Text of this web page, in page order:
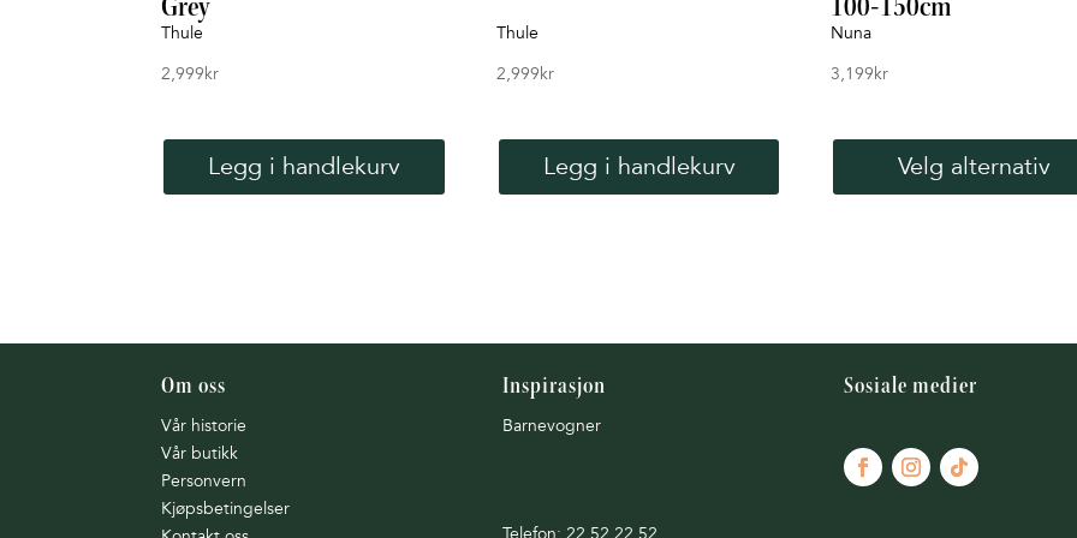
Grey
Thule
2,999kr
Legg i handlekurv
Thule
2,999kr
Legg i handlekurv
100-150cm
Nuna
3,199kr
Velg alternativ
Om oss
Vår historie
Vår butikk
Personvern
Kjøpsbetingelser
Inspirasjon
Barnevogner
Telefon: 22 52 22 52
Sosiale medier